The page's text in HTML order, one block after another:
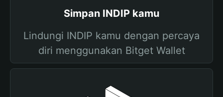
Simpan INDIP kamu
Lindungi INDIP kamu dengan percaya
diri menggunakan Bitget Wallet